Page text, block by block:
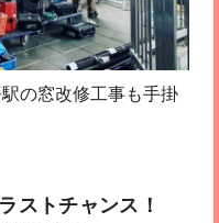
の窓改修工事も手掛
ストチャンス！